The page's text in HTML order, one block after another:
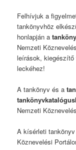
Felhívjuk a
tankönyvhöz
honlapján a
Nemzeti
leírások, kiegészítő
leckéhez!
A tankönyv és a
Nemzeti
A kísérleti
Köznevelési